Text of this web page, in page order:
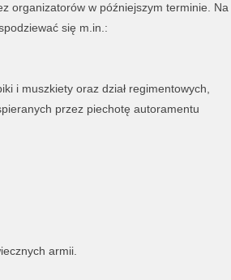
organizatorów w późniejszym terminie. Na
się m.in.:
i muszkiety oraz dział regimentowych,
przez piechotę autoramentu
armii.